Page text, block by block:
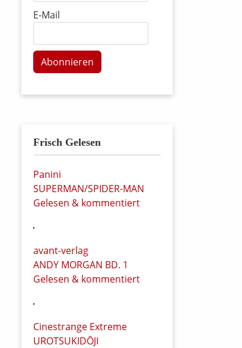
E-Mail
Abonnieren
Frisch Gelesen
Panini
SUPERMAN/SPIDER-MAN
Gelesen & kommentiert
avant-verlag
ANDY MORGAN BD. 1
Gelesen & kommentiert
Cinestrange Extreme
UROTSUKIDŌJI